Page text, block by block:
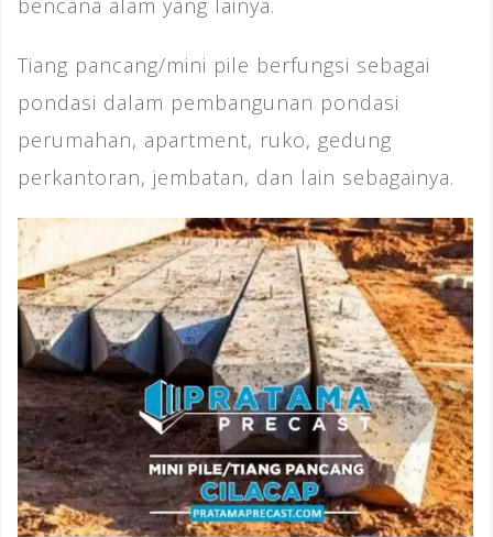
Tiang pancang/mini pile berfungsi sebagai
pondasi dalam pembangunan pondasi
perumahan, apartment, ruko, gedung
perkantoran, jembatan, dan lain sebagainya.